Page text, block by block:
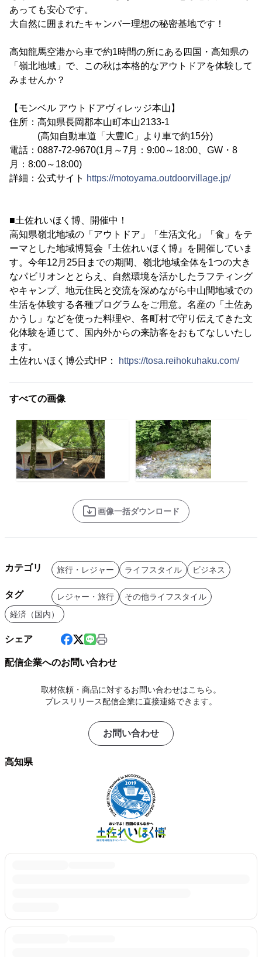
あっても安心です。
大自然に囲まれたキャンパー理想の秘密基地です！
高知龍馬空港から車で約1時間の所にある四国・高知県の
「嶺北地域」で、この秋は本格的なアウトドアを体験して
みませんか？
【モンベル アウトドアヴィレッジ本山】
住所：高知県長岡郡本山町本山2133-1
(高知自動車道「大豊IC」より車で約15分)
電話：0887-72-9670(1月～7月：9:00～18:00、GW・8
月：8:00～18:00)
詳細：公式サイト https://motoyama.outdoorvillage.jp/
■土佐れいほく博、開催中！
高知県嶺北地域の「アウトドア」「生活文化」「食」をテ
ーマとした地域博覧会『土佐れいほく博』を開催していま
す。今年12月25日までの期間、嶺北地域全体を1つの大き
なパビリオンととらえ、自然環境を活かしたラフティング
やキャンプ、地元住民と交流を深めながら中山間地域での
生活を体験する各種プログラムをご用意。名産の「土佐あ
かうし」などを使った料理や、各町村で守り伝えてきた文
化体験を通じて、国内外からの来訪客をおもてなしいたし
ます。
土佐れいほく博公式HP：
https://tosa.reihokuhaku.com/
すべての画像
画像一括ダウンロード
カテゴリ 旅行・レジャー ライフスタイル ビジネス
タグ レジャー・旅行
その他ライフスタイル
経済（国内）
シェア
配信企業へのお問い合わせ
取材依頼・商品に対するお問い合わせはこちら。
プレスリリース配信企業に直接連絡できます。
お問い合わせ
高知県